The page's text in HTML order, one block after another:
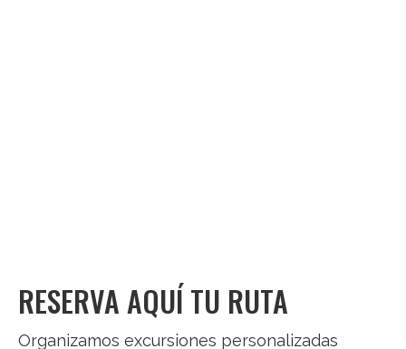
RESERVA AQUÍ TU RUTA
Organizamos excursiones personalizadas